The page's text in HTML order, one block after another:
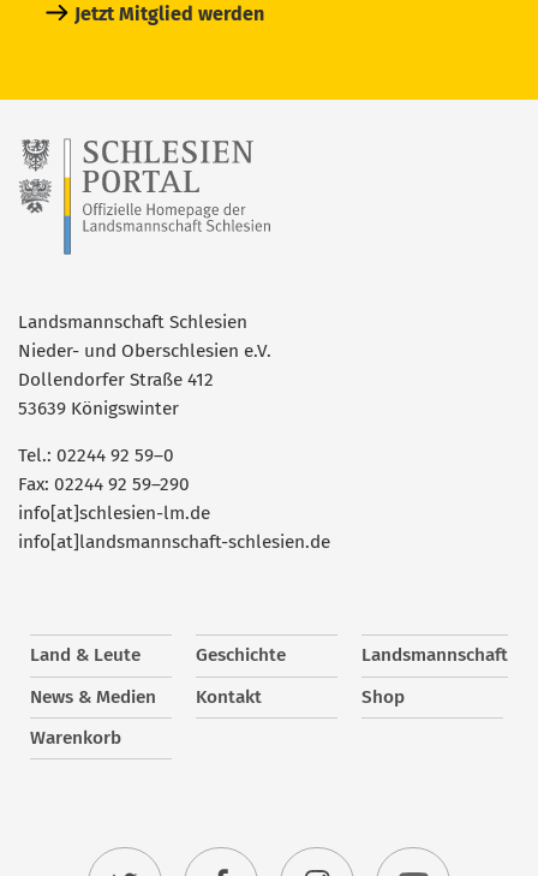
Jetzt Mitglied werden
Landsmannschaft Schlesien
Nieder- und Oberschlesien e.V.
Dollendorfer Straße 412
53639 Königswinter
Tel.: 02244 92 59–0
Fax: 02244 92 59–290
info[at]schlesien-lm.de
info[at]landsmannschaft-schlesien.de
Land & Leute Geschichte
Landsmannschaft
News & Medien
Kontakt
Shop
Warenkorb